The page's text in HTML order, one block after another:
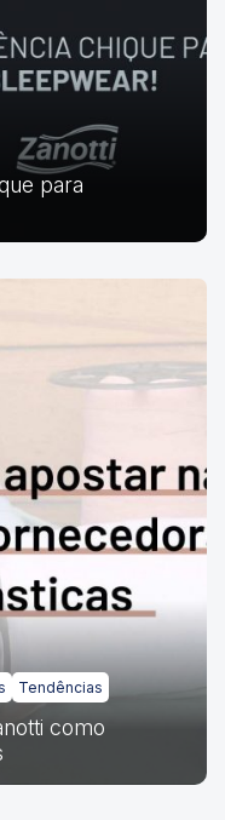
para
Tendências
como